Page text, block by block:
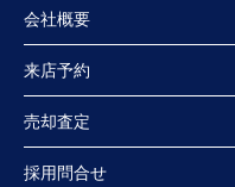
会社概要
来店予約
売却査定
採用問合せ